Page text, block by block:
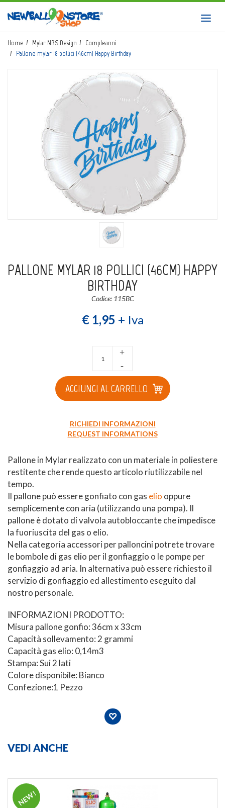
HOME
SHOP
CATALOGO
CHI SIAMO
CORSI BALLOON ART
INVIO LOGO
CONTATTI
EVENTI NBS
0 Wishlist
Home Mylar NBS Design
Compleanni
Pallone mylar 18 pollici (46cm) Happy Birthday
PALLONE MYLAR 18 POLLICI (46CM) HAPPY
BIRTHDAY
Codice: 115BC
€ 1,95 + Iva
+
-
AGGIUNGI AL CARRELLO
RICHIEDI INFORMAZIONI
REQUEST INFORMATIONS
Pallone in Mylar realizzato con un materiale in poliestere
restitente che rende questo articolo riutilizzabile nel
tempo.
Il pallone può essere gonfiato con gas elio oppure
semplicemente con aria (utilizzando una pompa). Il
pallone è dotato di valvola autobloccante che impedisce
la fuoriuscita del gas o elio.
Nella categoria accessori per palloncini potrete trovare
le bombole di gas elio per il gonfiaggio o le pompe per
gonfiaggio ad aria. In alternativa può essere richiesto il
servizio di gonfiaggio ed allestimento eseguito dal
nostro personale.
INFORMAZIONI PRODOTTO:
Misura pallone gonfio: 36cm x 33cm
Capacità sollevamento: 2 grammi
Capacità gas elio: 0,14m3
Stampa: Sui 2 lati
Colore disponibile: Bianco
Confezione:1 Pezzo
VEDI ANCHE
NEW!